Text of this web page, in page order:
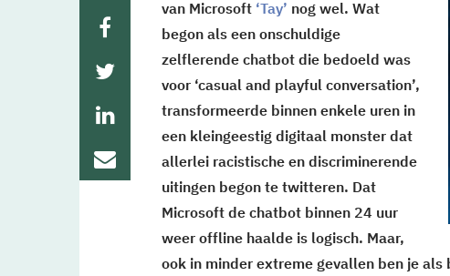
van Microsoft ‘Tay’ nog wel. Wat
begon als een onschuldige
zelflerende chatbot die bedoeld was
voor ‘casual and playful conversation’,
transformeerde binnen enkele uren in
een kleingeestig digitaal monster dat
allerlei racistische en discriminerende
uitingen begon te twitteren. Dat
Microsoft de chatbot binnen 24 uur
weer offline haalde is logisch. Maar,
ook in minder extreme gevallen ben je